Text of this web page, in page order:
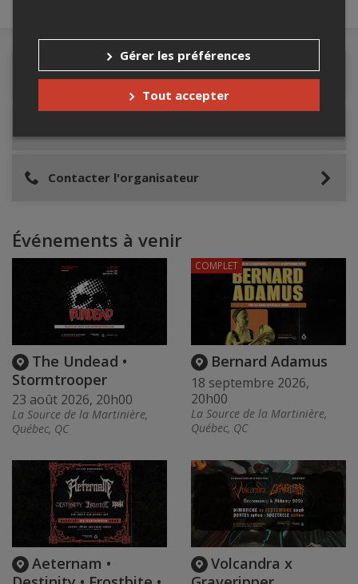
Détails de l'événement
Contacter l'organisateur
Événements à venir
The Undead •
Stormtrooper
23 août 2026, 20h00
La Source de la Martinière,
Québec, QC
Bernard Adamus
18 septembre 2026,
20h00
La Source de la Martinière,
Québec, QC
COMPLET
Aeternam •
Volcandra x
Gérer les préférences
Tout accepter